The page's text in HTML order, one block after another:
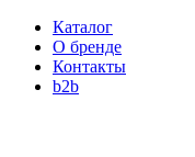
Каталог
О бренде
Контакты
b2b